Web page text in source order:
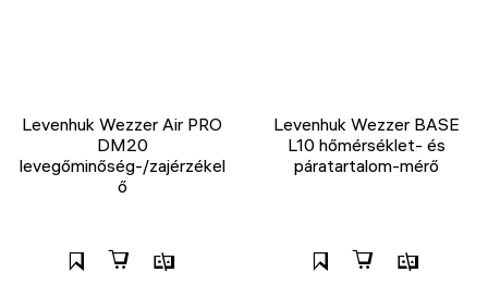
Levenhuk Wezzer Air PRO
DM20
levegőminőség-/zajérzékel
ő
Levenhuk Wezzer BASE
L10 hőmérséklet- és
páratartalom-mérő